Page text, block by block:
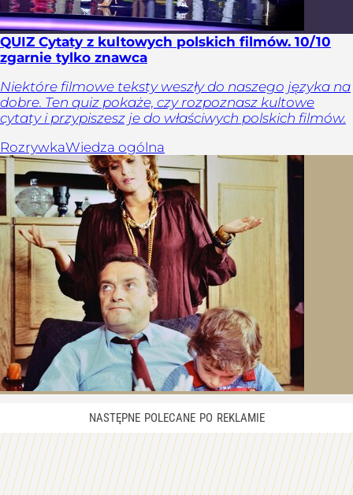
QUIZ Cytaty z kultowych polskich filmów. 10/10
zgarnie tylko znawca
Niektóre filmowe teksty weszły do naszego języka na
dobre. Ten quiz pokaże, czy rozpoznasz kultowe
cytaty i przypiszesz je do właściwych polskich filmów.
RozrywkaWiedza ogólna